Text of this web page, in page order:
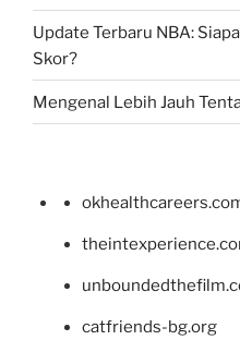
Update Terbaru NBA:
Skor?
Mengenal Lebih Jauh
catfriends-bg.org